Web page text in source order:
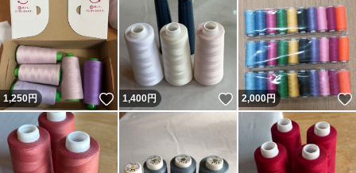
1,250円 いいね！
1,400円 いいね！
2,000円